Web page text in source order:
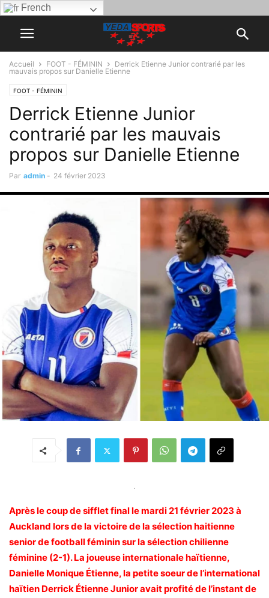
French
Accueil FOOT - FÉMININ
Derrick Etienne Junior contrarié par les
mauvais propos sur Danielle Etienne
FOOT - FÉMININ
Derrick Etienne Junior
contrarié par les mauvais
propos sur Danielle Etienne
Par admin - 24 février 2023
Après le coup de sifflet final le mardi 21 février 2023 à
Auckland lors de la victoire de la sélection haitienne
senior de football féminin sur la sélection chilienne
féminine (2-1). La joueuse internationale haïtienne,
Danielle Monique Étienne, la petite soeur de l’international
haïtien Derrick Étienne Junior avait profité de l’instant de